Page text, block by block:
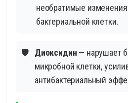
необратимые изменения
бактериальной клетки.
🛡️ Диоксидин — нарушает
микробной клетки,
антибактериальный